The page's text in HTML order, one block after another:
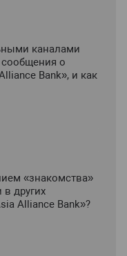
каналами
о
Bank», и как
«знакомства»
других
Alliance Bank»?